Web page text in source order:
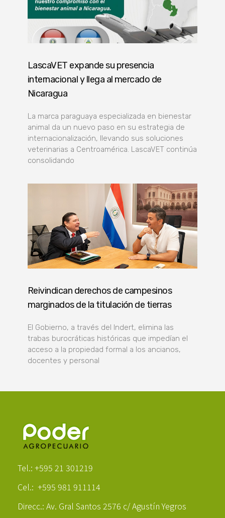
LascaVET expande su presencia
internacional y llega al mercado de
Nicaragua
La marca paraguaya especializada en bienestar
animal da un nuevo paso en su estrategia de
internacionalización, llevando sus soluciones
veterinarias a Centroamérica. LascaVET continúa
consolidando
Reivindican derechos de campesinos
marginados de la titulación de tierras
El Gobierno, a través del Indert, elimina las
trabas burocráticas históricas que impedían el
acceso a la propiedad formal a los ancianos,
docentes y personal
Tel.: +595 21 301219
Cel.: +595 981 911114
Direcc.: Av. Gral Santos 2576 c/ Agustín Yegros